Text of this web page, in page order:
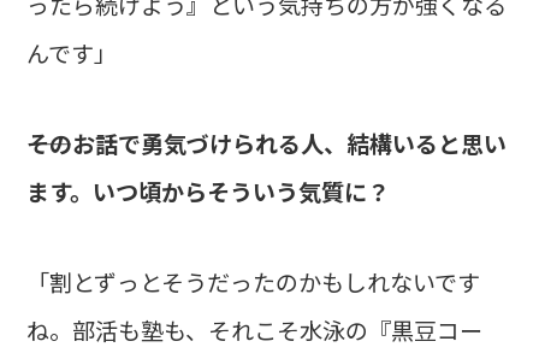
んです」
――そのお話で勇気づけられる人、結構いると思い
ます。いつ頃からそういう気質に？
「割とずっとそうだったのかもしれないです
ね。部活も塾も、それこそ水泳の『黒豆コー